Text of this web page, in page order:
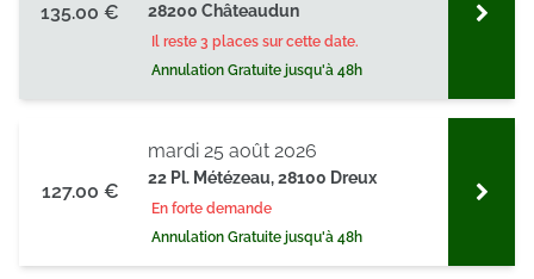
135.00 €
28200 Châteaudun
Il reste 3 places sur cette date.
Annulation Gratuite jusqu'à 48h
127.00 €
22 Pl. Métézeau, 28100 Dreux
En forte demande
Annulation Gratuite jusqu'à 48h
mardi 25 août 2026